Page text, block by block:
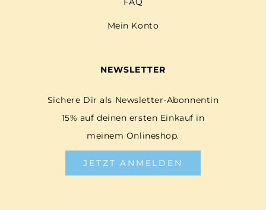
Mein Konto
NEWSLETTER
Sichere Dir als Newsletter-Abonnentin
15% auf deinen ersten Einkauf in
meinem Onlineshop.
JETZT ANMELDEN